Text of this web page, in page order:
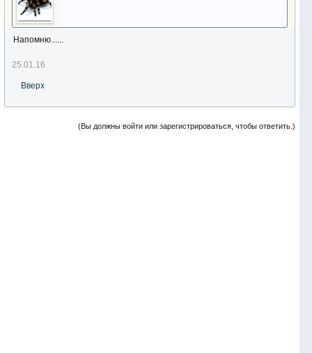
Напомню......
25.01.16
Вверх
(Вы должны войти или зарегистрироваться, чтобы ответить.)